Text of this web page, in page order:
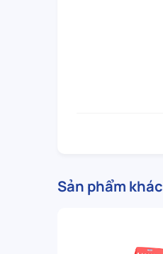
Sản phẩm khác